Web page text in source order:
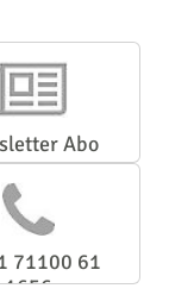
Abo
71100 61
1656